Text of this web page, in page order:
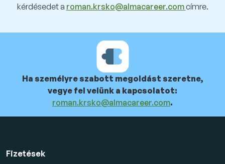
kérdésedet a roman.krsko@almacareer.comcímre.
Ha személyre szabott megoldást szeretne,
vegye fel velünk a kapcsolatot:
roman.krsko@almacareer.com.
Fizetések